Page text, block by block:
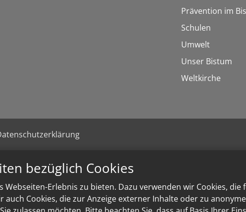
bezüglich Cookies
Erlebnis zu bieten. Dazu verwenden wir Cookies,
Cookies, die zur Anzeige externer Inhalte oder zu
Prävention im
Schulen
Umwelt
Unser Bistum
Weltkirche